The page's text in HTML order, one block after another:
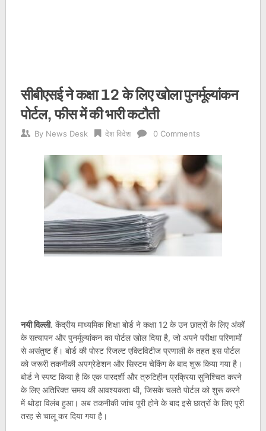
सीबीएसई ने कक्षा 12 के लिए खोला पुनर्मूल्यांकन
पोर्टल, फीस में की भारी कटौती
By News Desk देश विदेश 0 Comments
नयी दिल्ली. केंद्रीय माध्यमिक शिक्षा बोर्ड ने कक्षा 12 के उन छात्रों के लिए अंकों
के सत्यापन और पुनर्मूल्यांकन का पोर्टल खोल दिया है, जो अपने परीक्षा परिणामों
से असंतुष्ट हैं। बोर्ड की पोस्ट रिजल्ट एक्टिविटीज प्रणाली के तहत इस पोर्टल
को जरूरी तकनीकी अपग्रेडेशन और सिस्टम चेकिंग के बाद शुरू किया गया है।
बोर्ड ने स्पष्ट किया है कि एक पारदर्शी और त्रुटिहीन प्रक्रिया सुनिश्चित करने
के लिए अतिरिक्त समय की आवश्यकता थी, जिसके चलते पोर्टल को शुरू करने
में थोड़ा विलंब हुआ। अब तकनीकी जांच पूरी होने के बाद इसे छात्रों के लिए पूरी
तरह से चालू कर दिया गया है।